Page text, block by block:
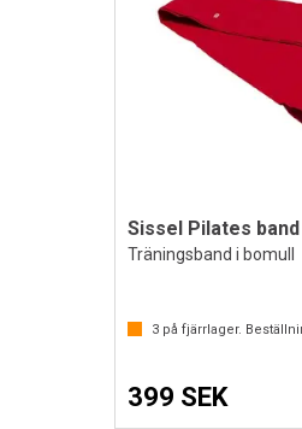
Sissel Pilates band
Träningsband i bomull
3på fjärrlager.
399 SEK